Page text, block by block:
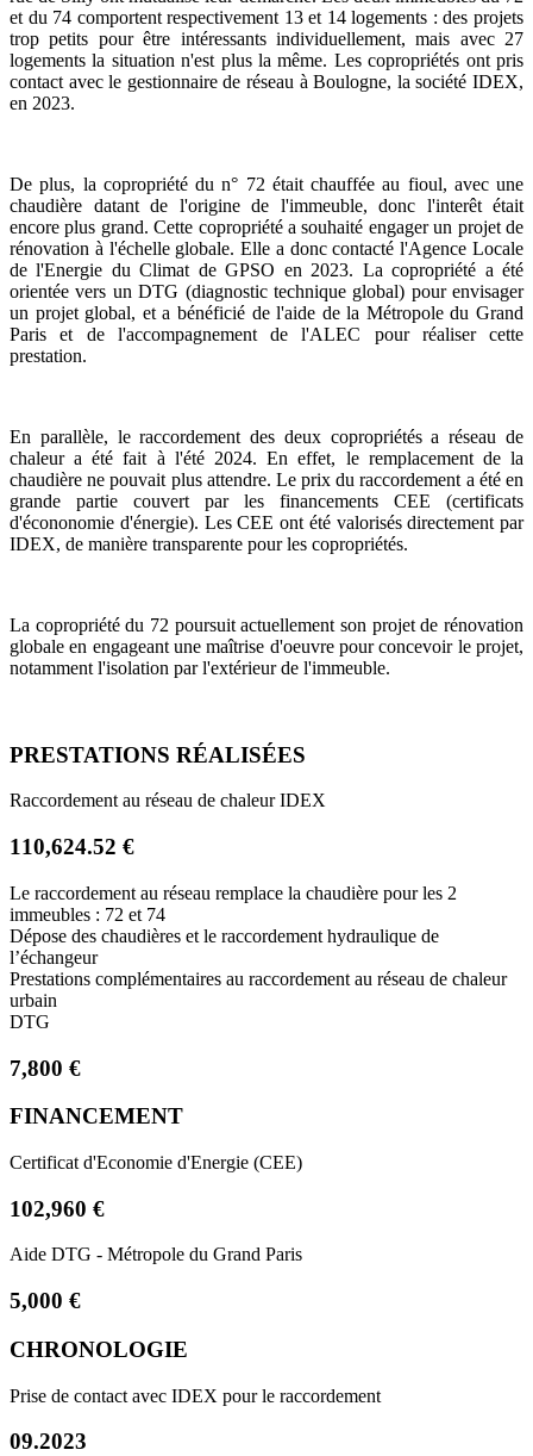
et du 74 comportent respectivement 13 et 14 logements : des projets
trop petits pour être intéressants individuellement, mais avec 27
logements la situation n'est plus la même. Les copropriétés ont pris
contact avec le gestionnaire de réseau à Boulogne, la société IDEX,
en 2023.
De plus, la copropriété du n° 72 était chauffée au fioul, avec une
chaudière datant de l'origine de l'immeuble, donc l'interêt était
encore plus grand. Cette copropriété a souhaité engager un projet de
rénovation à l'échelle globale. Elle a donc contacté l'Agence Locale
de l'Energie du Climat de GPSO en 2023. La copropriété a été
orientée vers un DTG (diagnostic technique global) pour envisager
un projet global, et a bénéficié de l'aide de la Métropole du Grand
Paris et de l'accompagnement de l'ALEC pour réaliser cette
prestation.
En parallèle, le raccordement des deux copropriétés a réseau de
chaleur a été fait à l'été 2024. En effet, le remplacement de la
chaudière ne pouvait plus attendre. Le prix du raccordement a été en
grande partie couvert par les financements CEE (certificats
d'écononomie d'énergie). Les CEE ont été valorisés directement par
IDEX, de manière transparente pour les copropriétés.
La copropriété du 72 poursuit actuellement son projet de rénovation
globale en engageant une maîtrise d'oeuvre pour concevoir le projet,
notamment l'isolation par l'extérieur de l'immeuble.
PRESTATIONS RÉALISÉES
Raccordement au réseau de chaleur IDEX
110,624.52 €
Le raccordement au réseau remplace la chaudière pour les 2
immeubles : 72 et 74
Dépose des chaudières et le raccordement hydraulique de
l’échangeur
Prestations complémentaires au raccordement au réseau de chaleur
urbain
DTG
7,800 €
FINANCEMENT
Certificat d'Economie d'Energie (CEE)
102,960 €
Aide DTG - Métropole du Grand Paris
5,000 €
CHRONOLOGIE
Prise de contact avec IDEX pour le raccordement
09.2023